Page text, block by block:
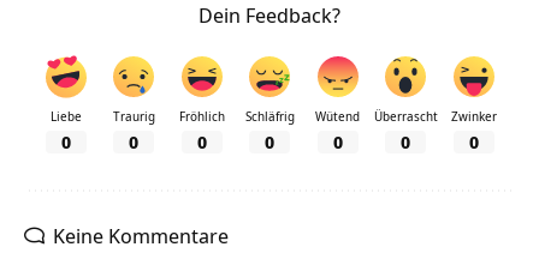
Dein Feedback?
Liebe
0
Traurig
0
Fröhlich
0
Schläfrig
0
Wütend
0
Überrascht
0
Zwinker
0
Keine Kommentare